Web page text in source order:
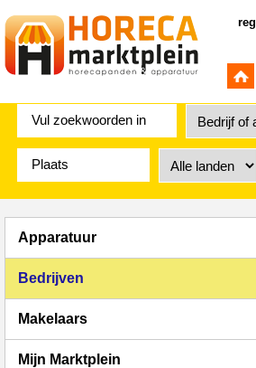
Apparatuur
Bedrijven
Makelaars
Mijn Marktplein